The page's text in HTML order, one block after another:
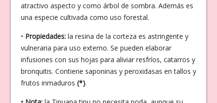
atractivo aspecto y como árbol de sombra. Además es
una especie cultivada como uso forestal.
• Propiedades:la resina de la corteza es astringente y
vulneraria para uso externo. Se pueden elaborar
infusiones con sus hojas para aliviar resfríos, catarros y
bronquitis. Contiene saponinas y peroxidasas en tallos y
frutos inmaduros (*).